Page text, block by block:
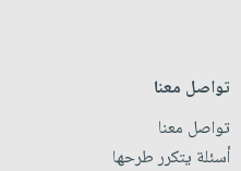
تواصل معنا
تواصل معنا
أسئلة يتكرر طرحها